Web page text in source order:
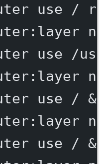
use /
use
/
use / &
use / &